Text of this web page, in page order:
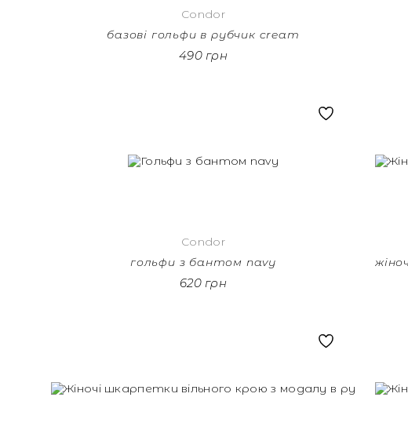
Condor
базові гольфи в рубчик cream
490 грн
Condor
гольфи з бантом navy
620 грн